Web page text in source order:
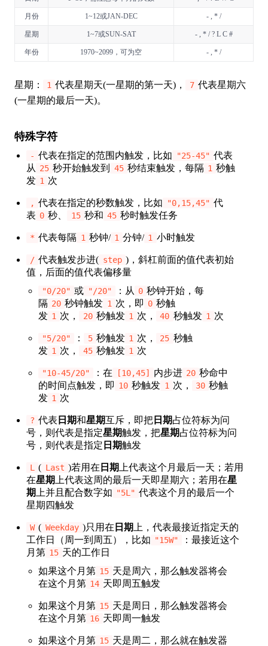
月份 1~12或JAN-DEC - , * /
星期 1~7或SUN-SAT - , * / ? L C #
年份 1970~2099，可为空 - , * /
星期： 1 代表星期天(一星期的第一天)， 7 代表星期六
(一星期的最后一天)。
特殊字符
- 代表在指定的范围内触发，比如 "25-45" 代表
从 25 秒开始触发到 45 秒结束触发，每隔 1 秒触
发 1 次
, 代表在指定的秒数触发，比如 "0,15,45" 代
表 0 秒、 15 秒和 45 秒时触发任务
* 代表每隔 1 秒钟/ 1 分钟/ 1 小时触发
/ 代表触发步进( step )，斜杠前面的值代表初始
值，后面的值代表偏移量
"0/20" 或 "/20" ：从 0 秒钟开始，每
隔 20 秒钟触发 1 次，即 0 秒触
发 1 次， 20 秒触发 1 次， 40 秒触发 1 次
"5/20" ： 5 秒触发 1 次， 25 秒触
发 1 次， 45 秒触发 1 次
"10-45/20" ：在 [10,45] 内步进 20 秒命中
的时间点触发，即 10 秒触发 1 次， 30 秒触
发 1 次
? 代表 日期和星期互斥，即把 日期占位符标为问
号，则代表是指定星期触发，把星期占位符标为问
号，则代表是指定 日期触发
L ( Last )若用在 日期 上代表这个月最后一天；若用
在星期 上代表这周的最后一天即星期六；若用在星
期 上并且配合数字如 "5L" 代表这个月的最后一个
星期四触发
W ( Weekday )只用在 日期 上，代表最接近指定天的
工作日（周一到周五），比如 "15W"
：最接近这个
月第 15 天的工作日
如果这个月第 15 天是周六，那么触发器将会
在这个月第 14 天即周五触发
如果这个月第 15 天是周日，那么触发器将会
在这个月第 16 天即周一触发
如果这个月第 15 天是周二，那么就在触发器